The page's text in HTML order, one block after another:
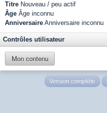
Titre Nouveau / peu actif
Âge Âge inconnu
Anniversaire Anniversaire inconnu
Contrôles utilisateur
Mon contenu
Version complète